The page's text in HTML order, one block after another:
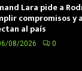
Lara pide a
compromisos
al país
08/2026 0